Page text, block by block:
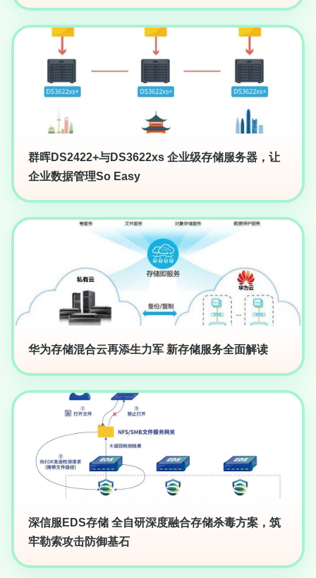
群晖DS2422+与DS3622xs 企业级存储服务器，让
企业数据管理So Easy
华为存储混合云再添生力军 新存储服务全面解读
深信服EDS存储 全自研深度融合存储杀毒方案，筑
牢勒索攻击防御基石